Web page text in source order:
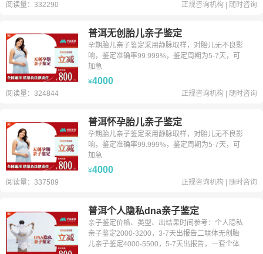
阅读量：332290 正规咨询机构 随时咨询
普洱无创胎儿亲子鉴定
孕期胎儿亲子鉴定采用静脉取样，对胎儿无不良影
响，鉴定准确率99.999%，鉴定周期为5-7天，可
加急
¥4000
阅读量：324844 正规咨询机构 随时咨询
普洱怀孕胎儿亲子鉴定
孕期胎儿亲子鉴定采用静脉取样，对胎儿无不良影
响，鉴定准确率99.999%，鉴定周期为5-7天，可
加急
¥4000
阅读量：337589 正规咨询机构 随时咨询
普洱个人隐私dna亲子鉴定
亲子鉴定价格、类型、出结果时间参考：个人隐私
亲子鉴定2000-3200，3-7天出报告二联体无创胎
儿亲子鉴定4000-5500，5-7天出报告，一套个体